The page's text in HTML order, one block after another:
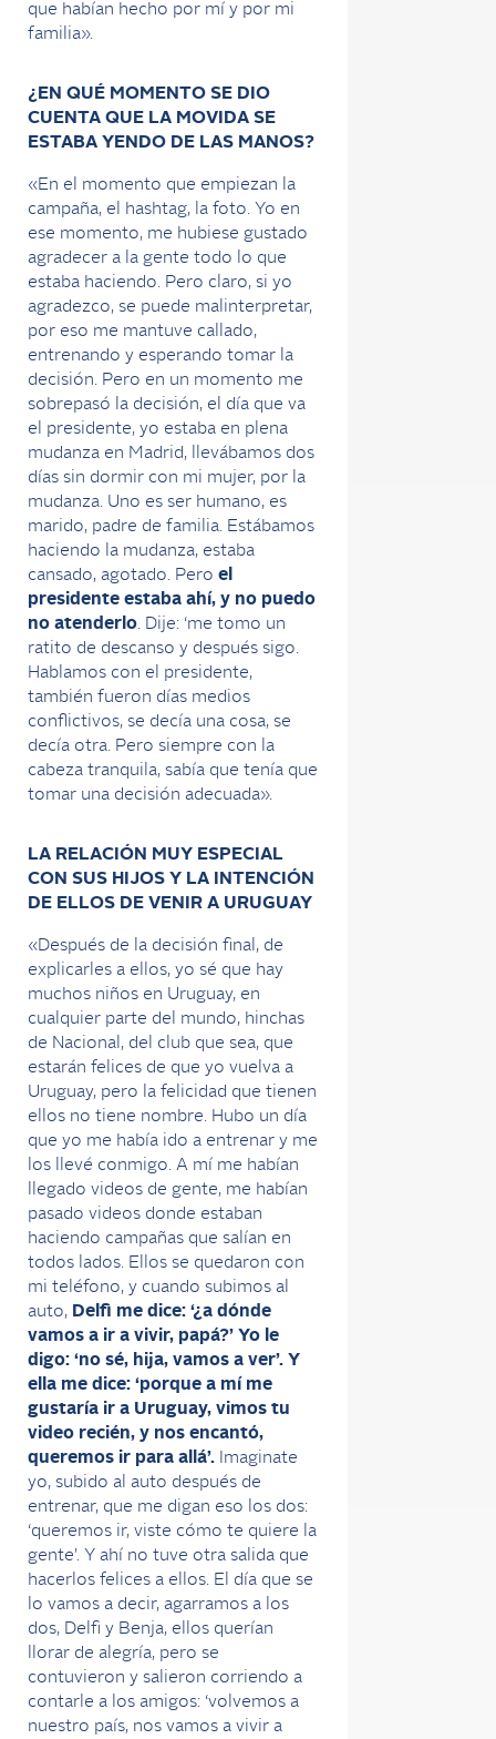
que habían hecho por mí y por mi
familia».
¿EN QUÉ MOMENTO SE DIO
CUENTA QUE LA MOVIDA SE
ESTABA YENDO DE LAS MANOS?
«En el momento que empiezan la
campaña, el hashtag, la foto. Yo en
ese momento, me hubiese gustado
agradecer a la gente todo lo que
estaba haciendo. Pero claro, si yo
agradezco, se puede malinterpretar,
por eso me mantuve callado,
entrenando y esperando tomar la
decisión. Pero en un momento me
sobrepasó la decisión, el día que va
el presidente, yo estaba en plena
mudanza en Madrid, llevábamos dos
días sin dormir con mi mujer, por la
mudanza. Uno es ser humano, es
marido, padre de familia. Estábamos
haciendo la mudanza, estaba
cansado, agotado. Pero el
presidente estaba ahí, y no puedo
no atenderlo. Dije: ‘me tomo un
ratito de descanso y después sigo.
Hablamos con el presidente,
también fueron días medios
conflictivos, se decía una cosa, se
decía otra. Pero siempre con la
cabeza tranquila, sabía que tenía que
tomar una decisión adecuada».
LA RELACIÓN MUY ESPECIAL
CON SUS HIJOS Y LA INTENCIÓN
DE ELLOS DE VENIR A URUGUAY
«Después de la decisión final, de
explicarles a ellos, yo sé que hay
muchos niños en Uruguay, en
cualquier parte del mundo, hinchas
de Nacional, del club que sea, que
estarán felices de que yo vuelva a
Uruguay, pero la felicidad que tienen
ellos no tiene nombre. Hubo un día
que yo me había ido a entrenar y me
los llevé conmigo. A mí me habían
llegado videos de gente, me habían
pasado videos donde estaban
haciendo campañas que salían en
todos lados. Ellos se quedaron con
mi teléfono, y cuando subimos al
auto, Delfi me dice: ‘¿a dónde
vamos a ir a vivir, papá?’ Yo le
digo: ‘no sé, hija, vamos a ver’. Y
ella me dice: ‘porque a mí me
gustaría ir a Uruguay, vimos tu
video recién, y nos encantó,
queremos ir para allá’. Imaginate
yo, subido al auto después de
entrenar, que me digan eso los dos:
‘queremos ir, viste cómo te quiere la
gente’. Y ahí no tuve otra salida que
hacerlos felices a ellos. El día que se
lo vamos a decir, agarramos a los
dos, Delfi y Benja, ellos querían
llorar de alegría, pero se
contuvieron y salieron corriendo a
contarle a los amigos: ‘volvemos a
nuestro país, nos vamos a vivir a